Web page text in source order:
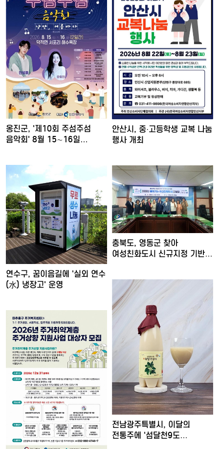
옹진군, '제10회 주섬주섬
음악회' 8월 15∼16일…
안산시, 중·고등학생 교복 나눔
행사 개최
연수구, 꿈이음길에 '실외 연수
(水) 냉장고' 운영
충북도, 영동군 찾아
여성친화도시 신규지정 기반
전남광주특별시, 이달의
전통주에 '섬달천9도